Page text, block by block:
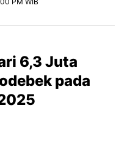
6,3 Juta
pada